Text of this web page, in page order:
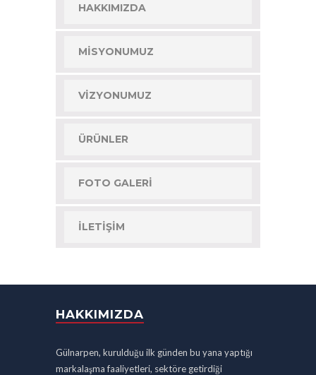
HAKKIMIZDA
MISYONUMUZ
VIZYONUMUZ
ÜRÜNLER
FOTO GALERI
İLETIŞIM
HAKKIMIZDA
Gülnarpen, kurulduğu ilk günden bu yana yaptığı
markalaşma faaliyetleri, sektöre getirdiği